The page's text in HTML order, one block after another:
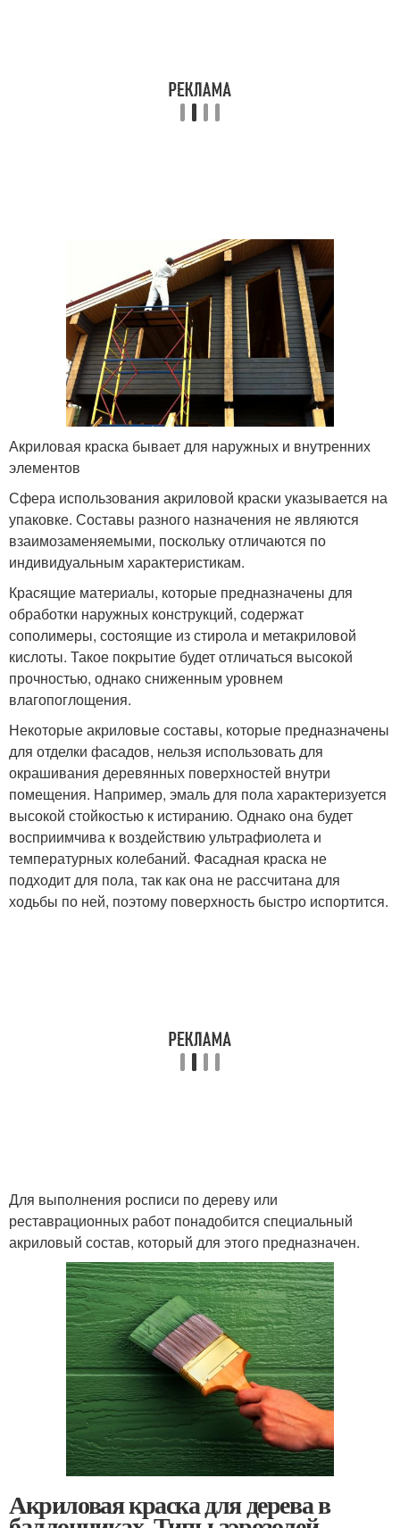
Акриловая краска бывает для наружных и внутренних
элементов
Сфера использования акриловой краски указывается на
упаковке. Составы разного назначения не являются
взаимозаменяемыми, поскольку отличаются по
индивидуальным характеристикам.
Красящие материалы, которые предназначены для
обработки наружных конструкций, содержат
сополимеры, состоящие из стирола и метакриловой
кислоты. Такое покрытие будет отличаться высокой
прочностью, однако сниженным уровнем
влагопоглощения.
Некоторые акриловые составы, которые предназначены
для отделки фасадов, нельзя использовать для
окрашивания деревянных поверхностей внутри
помещения. Например, эмаль для пола характеризуется
высокой стойкостью к истиранию. Однако она будет
восприимчива к воздействию ультрафиолета и
температурных колебаний. Фасадная краска не
подходит для пола, так как она не рассчитана для
ходьбы по ней, поэтому поверхность быстро испортится.
Для выполнения росписи по дереву или
реставрационных работ понадобится специальный
акриловый состав, который для этого предназначен.
Акриловая краска для дерева в